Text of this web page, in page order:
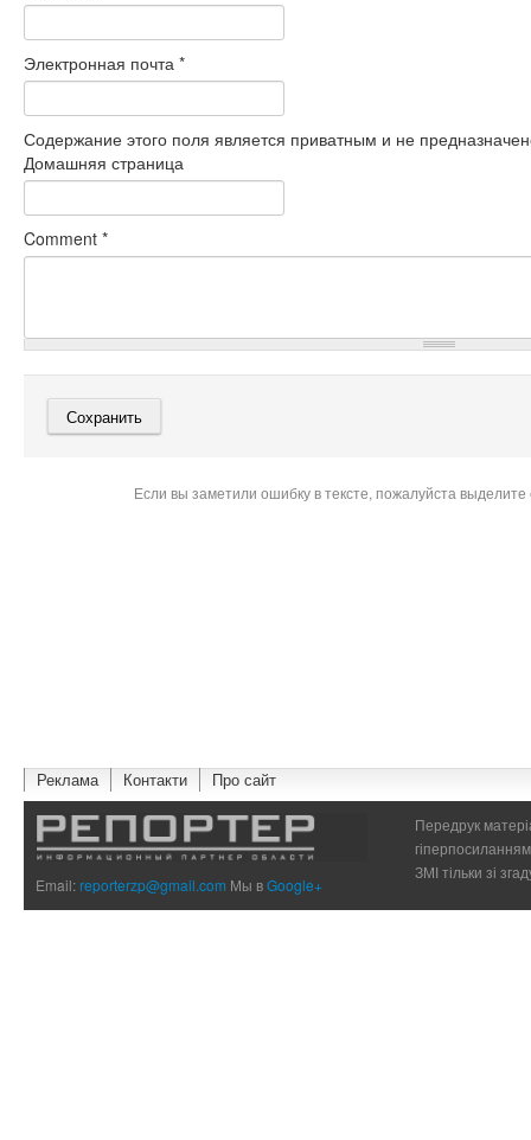
Электронная почта *
Содержание этого поля является приватным и не
Домашняя страница
Comment *
Если вы заметили ошибку в тексте, пожалуйста
Реклама Контакти Про сайт
Email:reporterzp@gmail.com Мы вGoogle+
Передрук
ЗМІ тільки зі